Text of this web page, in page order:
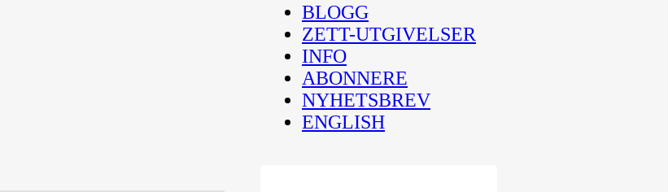
BLOGG
ZETT-UTGIVELSER
INFO
ABONNERE
NYHETSBREV
ENGLISH